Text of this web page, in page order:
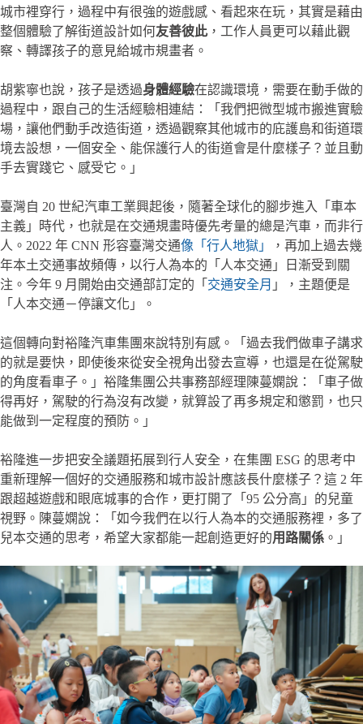
城市裡穿行，過程中有很強的遊戲感、看起來在玩，其實是藉由
整個體驗了解街道設計如何友善彼此，工作人員更可以藉此觀
察、轉譯孩子的意見給城市規畫者。
胡紫寧也說，孩子是透過身體經驗在認識環境，需要在動手做的
過程中，跟自己的生活經驗相連結：「我們把微型城市搬進實驗
場，讓他們動手改造街道，透過觀察其他城市的庇護島和街道環
境去設想，一個安全、能保護行人的街道會是什麼樣子？並且動
手去實踐它、感受它。」
臺灣自 20 世紀汽車工業興起後，隨著全球化的腳步進入「車本
主義」時代，也就是在交通規畫時優先考量的總是汽車，而非行
人。2022 年 CNN 形容臺灣交通像「行人地獄」
，再加上過去幾
年本土交通事故頻傳，以行人為本的「人本交通」日漸受到關
注。今年 9 月開始由交通部訂定的「 交通安全月 」，主題便是
「人本交通－停讓文化」。
這個轉向對裕隆汽車集團來說特別有感。「過去我們做車子講求
的就是要快，即使後來從安全視角出發去宣導，也還是在從駕駛
的角度看車子。」裕隆集團公共事務部經理陳蔓嫻說：「車子做
得再好，駕駛的行為沒有改變，就算設了再多規定和懲罰，也只
能做到一定程度的預防。」
裕隆進一步把安全議題拓展到行人安全，在集團 ESG 的思考中
重新理解一個好的交通服務和城市設計應該長什麼樣子？這 2 年
跟超越遊戲和眼底城事的合作，更打開了「95 公分高」的兒童
視野。陳蔓嫻說：「如今我們在以行人為本的交通服務裡，多了
兒本交通的思考，希望大家都能一起創造更好的用路關係 。」